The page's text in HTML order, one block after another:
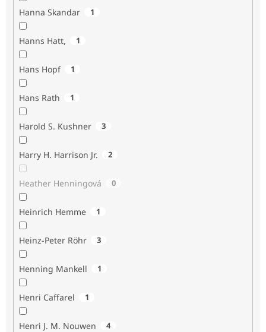
Hanna Skandar 1
Hanns Hatt, 1
Hans Hopf 1
Hans Rath 1
Harold S. Kushner 3
Harry H. Harrison Jr. 2
Heather Henningová 0
Heinrich Hemme 1
Heinz-Peter Röhr 3
Henning Mankell 1
Henri Caffarel 1
Henri J. M. Nouwen 4